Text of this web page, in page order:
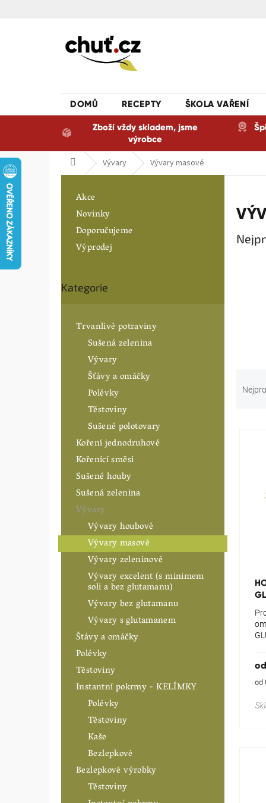
DOMŮ RECEPTY ŠKOLA VAŘENÍ
Zboží vždy skladem, jsme
výrobce
Domů Vývary Vývary masové
kategorie
Kategorie
Akce
Novinky
Doporučujeme
Výprodej
Trvanlivé potraviny
Sušená zelenina
Vývary
Šťávy a omáčky
Polévky
Těstoviny
Sušené polotovary
Koření jednodruhové
Kořenící směsi
Sušené houby
Sušená zelenina
Vývary
Vývary houbové
Vývary masové
Vývary zeleninové
Vývary excelent (s minimem
soli a bez glutamanu)
Vývary bez glutamanu
Vývary s glutamanem
Štávy a omáčky
Polévky
Těstoviny
Instantní pokrmy - KELÍMKY
Polévky
Těstoviny
Kaše
Bezlepkové
Bezlepkové výrobky
Těstoviny
je
5,0
z
5
od
od